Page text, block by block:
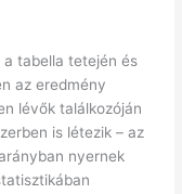
tabella tetején és
az eredmény
lévők találkozóján
is létezik – az
nyernek